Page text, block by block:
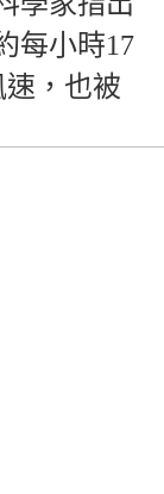
每小時17
速，也被